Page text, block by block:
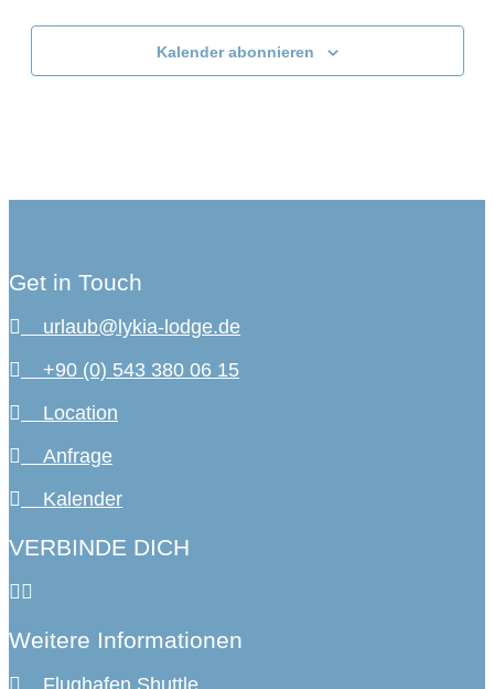
Kalender abonnieren
Get in Touch
urlaub@lykia-lodge.de
+90 (0) 543 380 06 15
Location
Anfrage
Kalender
VERBINDE DICH
Weitere Informationen